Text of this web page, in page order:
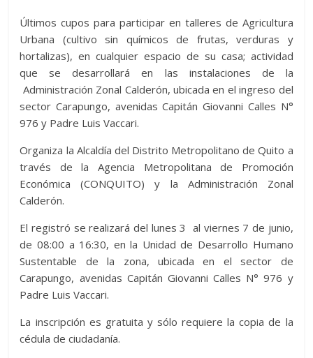
Últimos cupos para participar en talleres de Agricultura
Urbana (cultivo sin químicos de frutas, verduras y
hortalizas), en cualquier espacio de su casa; actividad
que se desarrollará en las instalaciones de la
Administración Zonal Calderón, ubicada en el ingreso del
sector Carapungo, avenidas Capitán Giovanni Calles N°
976 y Padre Luis Vaccari.
Organiza la Alcaldía del Distrito Metropolitano de Quito a
través de la Agencia Metropolitana de Promoción
Económica (CONQUITO) y la Administración Zonal
Calderón.
El registró se realizará del lunes 3 al viernes 7 de junio,
de 08:00 a 16:30, en la Unidad de Desarrollo Humano
Sustentable de la zona, ubicada en el sector de
Carapungo, avenidas Capitán Giovanni Calles N° 976 y
Padre Luis Vaccari.
La inscripción es gratuita y sólo requiere la copia de la
cédula de ciudadanía.